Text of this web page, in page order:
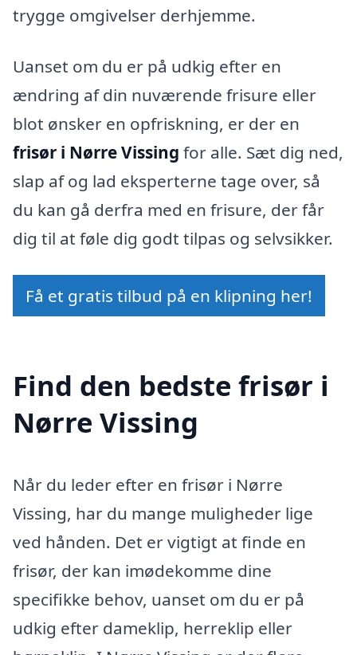
trygge omgivelser derhjemme.
Uanset om du er på udkig efter en
ændring af din nuværende frisure eller
blot ønsker en opfriskning, er der en
frisør i Nørre Vissing for alle. Sæt dig ned,
slap af og lad eksperterne tage over, så
du kan gå derfra med en frisure, der får
dig til at føle dig godt tilpas og selvsikker.
Få et gratis tilbud på en klipning her!
Find den bedste frisør i
Nørre Vissing
Når du leder efter en frisør i Nørre
Vissing, har du mange muligheder lige
ved hånden. Det er vigtigt at finde en
frisør, der kan imødekomme dine
specifikke behov, uanset om du er på
udkig efter dameklip, herreklip eller